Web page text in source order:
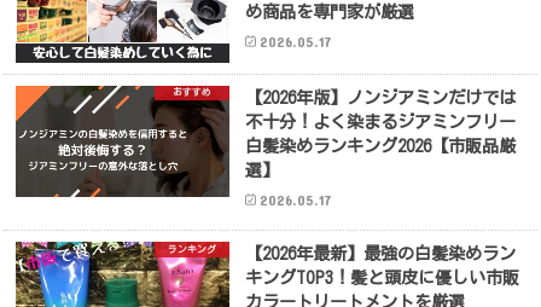
め商品を専門家が厳選
2026.05.17
おすすめ
【2026年版】ノンジアミンだけでは
不十分！よく染まるジアミンフリー
白髪染めランキング2026【市販品厳
選】
2026.05.17
ランキング
【2026年最新】最強の白髪染めラン
キングTOP3！髪と頭皮に優しい市販
カラートリートメントを厳選